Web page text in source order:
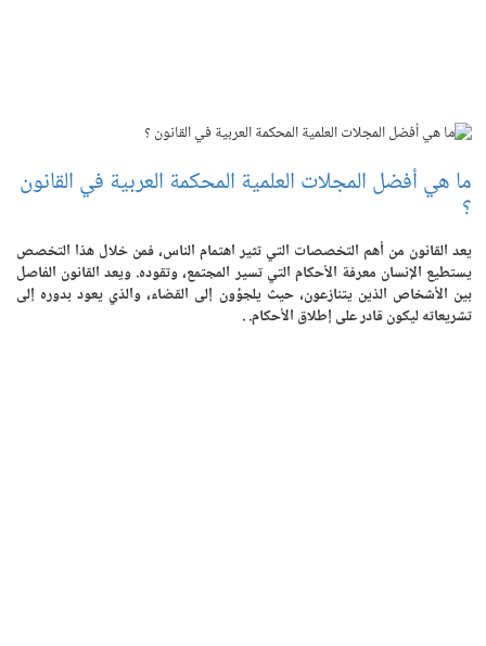
ما هي أفضل المجلات العلمية المحكمة العربية في القانون
؟
يعد القانون من أهم التخصصات التي تثير اهتمام الناس، فمن خلال هذا التخصص
يستطيع الإنسان معرفة الأحكام التي تسير المجتمع، وتقوده. ويعد القانون الفاصل
بين الأشخاص الذين يتنازعون، حيث يلجؤون إلى القضاء، والذي يعود بدوره إلى
تشريعاته ليكون قادر على إطلاق الأحكام. .